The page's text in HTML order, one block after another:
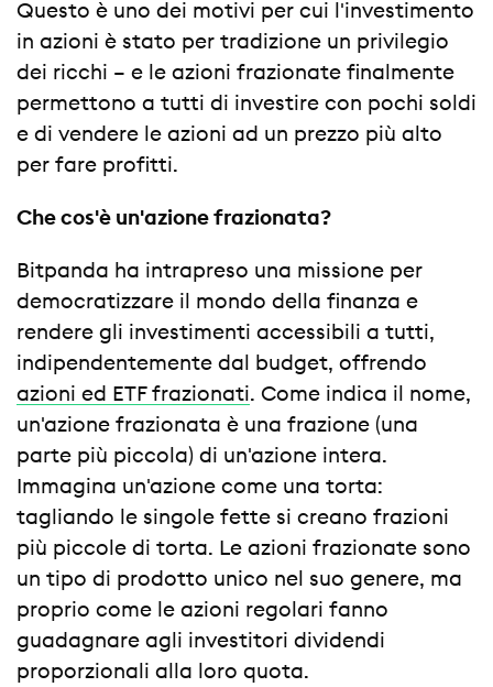
Questo è uno dei motivi per cui l'investimento
in azioni è stato per tradizione un privilegio
dei ricchi – e le azioni frazionate finalmente
permettono a tutti di investire con pochi soldi
e di vendere le azioni ad un prezzo più alto
per fare profitti.
Che cos'è un'azione frazionata?
Bitpanda ha intrapreso una missione per
democratizzare il mondo della finanza e
rendere gli investimenti accessibili a tutti,
indipendentemente dal budget, offrendo
azioni ed ETF frazionati. Come indica il nome,
un'azione frazionata è una frazione (una
parte più piccola) di un'azione intera.
Immagina un'azione come una torta:
tagliando le singole fette si creano frazioni
più piccole di torta. Le azioni frazionate sono
un tipo di prodotto unico nel suo genere, ma
proprio come le azioni regolari fanno
guadagnare agli investitori dividendi
proporzionali alla loro quota.